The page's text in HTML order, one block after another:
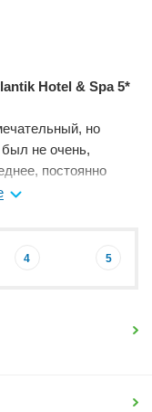
Hotel & Spa 5*
но
не очень,
постоянно
по некоторым
4 5